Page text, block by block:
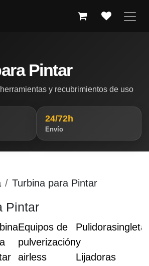
Pintar
y recubrimientos de uso
24/72h
Envío
Turbina para Pintar
Pintar
Equipos de
pulverización
airless
Pulidoras
y
Lijadoras